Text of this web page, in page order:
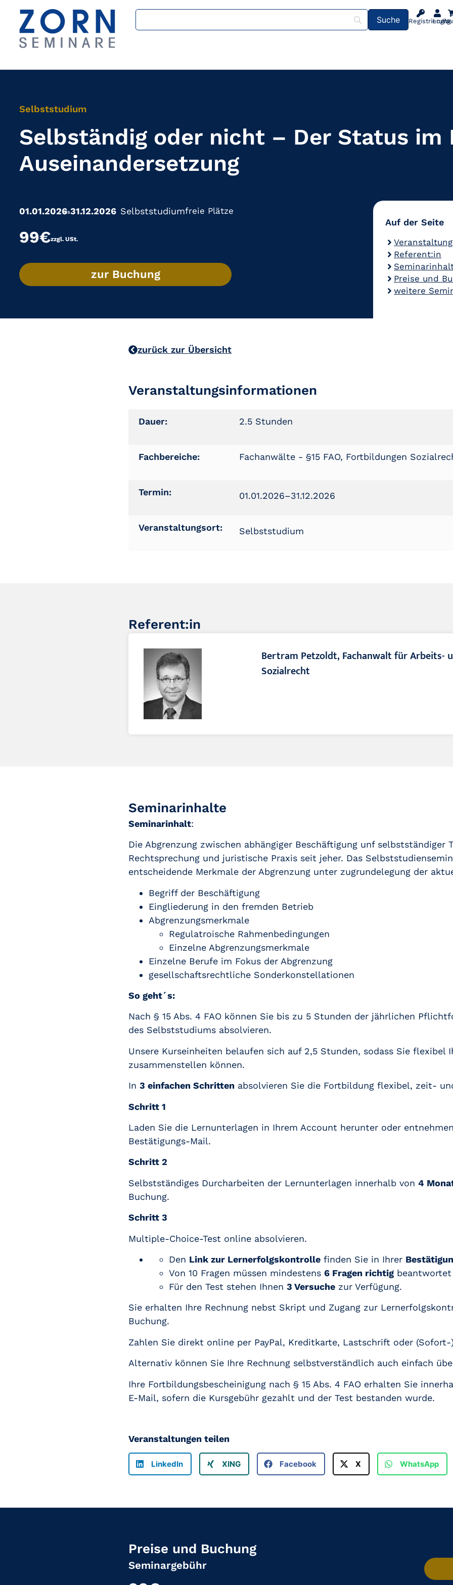
Registrierung
Login
Selbststudium
Selbständig oder nicht – Der Status im
Auseinandersetzung
01.01.2026 31.12.2026 Selbststudiumfreie Plätze
99€zzgl. USt.
zur Buchung
Auf der Seite
Referent:in
Preise und
weitere
zurück zur Übersicht
Veranstaltungsinformationen
Dauer: 2.5 Stunden
Fachbereiche: Fachanwälte - §15 FAO, Fortbildungen
Termin: 01.01.2026–31.12.2026
Veranstaltungsort: Selbststudium
Referent:in
Bertram Petzoldt, Fachanwalt für Arbeits-
Sozialrecht
Seminarinhalte
Seminarinhalt:
Die Abgrenzung zwischen abhängiger Beschäftigung unf selbstständiger
Rechtsprechung und juristische Praxis seit jeher. Das
entscheidende Merkmale der Abgrenzung unter zugrundelegung der
Begriff der Beschäftigung
Eingliederung in den fremden Betrieb
Abgrenzungsmerkmale
Regulatroische Rahmenbedingungen
Einzelne Abgrenzungsmerkmale
Einzelne Berufe im Fokus der Abgrenzung
gesellschaftsrechtliche Sonderkonstellationen
So geht´s:
Nach § 15 Abs. 4 FAO können Sie bis zu 5 Stunden der jährlichen
des Selbststudiums absolvieren.
Unsere Kurseinheiten belaufen sich auf 2,5 Stunden, sodass Sie flexibel
zusammenstellen können.
In 3 einfachen Schritten absolvieren Sie die Fortbildung flexibel, zeit-
Schritt 1
Laden Sie die Lernunterlagen in Ihrem Account herunter oder
Bestätigungs-Mail.
Schritt 2
Selbstständiges Durcharbeiten der Lernunterlagen innerhalb von 4
Buchung.
Schritt 3
Multiple-Choice-Test online absolvieren.
Den Link zur Lernerfolgskontrolle finden Sie in Ihrer
Von 10 Fragen müssen mindestens 6 Fragen richtig
Für den Test stehen Ihnen 3 Versuche zur Verfügung.
Sie erhalten Ihre Rechnung nebst Skript und Zugang zur
Buchung.
Zahlen Sie direkt online per PayPal, Kreditkarte, Lastschrift oder (Sofort-
Alternativ können Sie Ihre Rechnung selbstverständlich auch einfach
Ihre Fortbildungsbescheinigung nach § 15 Abs. 4 FAO erhalten Sie
E-Mail, sofern die Kursgebühr gezahlt und der Test bestanden wurde.
Veranstaltungen teilen
LinkedIn XING Facebook X WhatsApp
Preise und Buchung
Seminargebühr